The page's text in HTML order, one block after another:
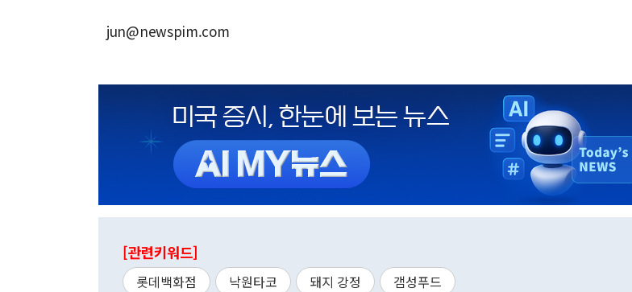
jun@newspim.com
[관련키워드]
롯데백화점 낙원타코 돼지 강정 갬성푸드